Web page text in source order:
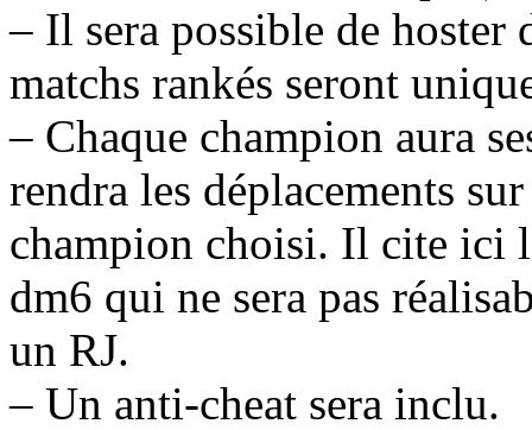
– Il sera possible de hoster
matchs rankés seront
– Chaque champion aura
rendra les déplacements
champion choisi. Il cite ici
dm6 qui ne sera pas
un RJ.
– Un anti-cheat sera inclu.